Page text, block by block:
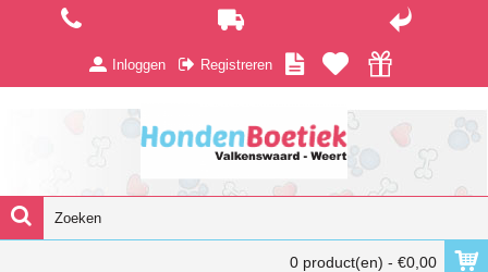
Inloggen Registreren
0 product(en) - €0,00